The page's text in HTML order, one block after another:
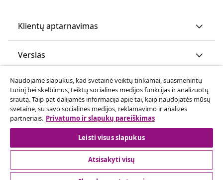
Klientų aptarnavimas
Verslas
vidaXL
Atraskite daugiau
Naudojame slapukus, kad svetainė veiktų tinkamai, suasmenintų
turinį bei skelbimus, teiktų socialinės medijos funkcijas ir analizuotų
srautą. Taip pat dalijamės informacija apie tai, kaip naudojatės mūsų
svetaine, su savo socialinės medijos, reklamavimo ir analizės
partneriais. Privatumo ir slapukų pareiškimas
Leisti visus slapukus
Atsisakyti visų